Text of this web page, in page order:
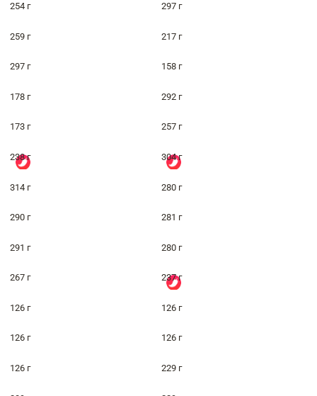
254 г 297 г
259 г 217 г
297 г 158 г
178 г 292 г
173 г 257 г
238 г 304 г
314 г 280 г
290 г 281 г
291 г 280 г
267 г 237 г
126 г 126 г
126 г 126 г
126 г 229 г